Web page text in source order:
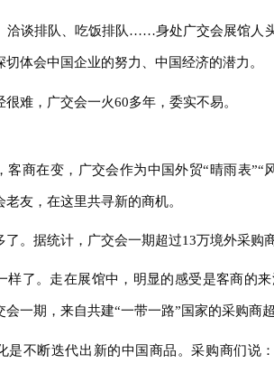
洽谈排队、吃饭排队……身处广交会展馆人
切体会中国企业的努力、中国经济的潜力。
很难，广交会一火60多年，委实不易。
客商在变，广交会作为中国外贸“晴雨表
友，在这里共寻新的商机。
了。据统计，广交会一期超过13万境外采购
样了。走在展馆中，明显的感受是客商的
会一期，来自共建“一带一路”国家的采购商
是不断迭代出新的中国商品。采购商们说